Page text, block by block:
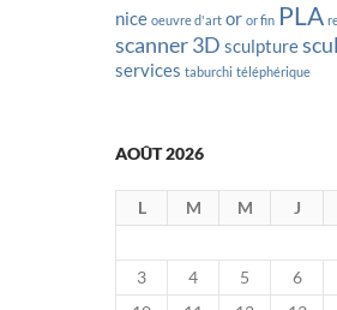
nice oeuvre d'art or or fin PLA
scanner 3D sculpture
services taburchi téléphérique
AOÛT 2026
L M M J
3
4 5 6